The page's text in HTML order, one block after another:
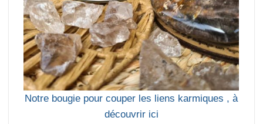
Notre bougie pour couper les liens karmiques , à
découvrir ici